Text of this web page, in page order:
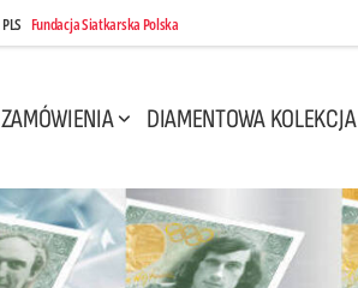
PLS Fundacja Siatkarska Polska
ZAMÓWIENIA DIAMENTOWA KOLEKCJA